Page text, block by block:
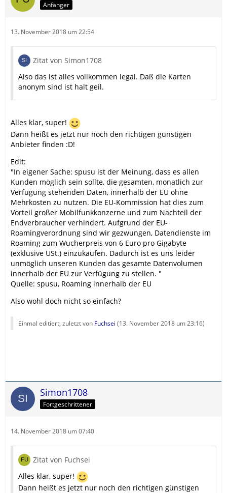
Anfänger
13. November 2018 um 22:54
Zitat von Simon1708
Also das ist alles vollkommen legal. Daß die Karten
anonym sind ist halt geil.
Alles klar, super!
Dann heißt es jetzt nur noch den richtigen günstigen
Anbieter finden :D!
Edit:
"In eigener Sache: spusu ist der Meinung, dass es allen
Kunden möglich sein sollte, die gesamten, monatlich zur
Verfügung stehenden Daten, innerhalb der EU ohne
Mehrkosten zu nutzen. Die EU-Kommission hat dies zum
Vorteil großer Mobilfunkkonzerne und zum Nachteil der
Endverbraucher verhindert. Aufgrund der EU-
Roamingverordnung sind wir gezwungen, Datendienste im
Roaming zum Wucherpreis von 6 Euro pro Gigabyte
(exklusive USt.) einzukaufen. Dadurch ist es uns leider
unmöglich unseren Kunden das gesamte Datenvolumen
innerhalb der EU zur Verfügung zu stellen. "
Quelle: spusu, Roaming innerhalb der EU
Also wohl doch nicht so einfach?
Einmal editiert, zuletzt von Fuchsei (13. November 2018 um 23:16)
Simon1708
Fortgeschrittener
14. November 2018 um 07:40
Zitat von Fuchsei
Alles klar, super!
Dann heißt es jetzt nur noch den richtigen günstigen